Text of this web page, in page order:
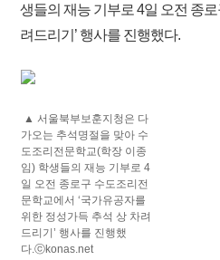
생들의 재능 기부로 4일 오전 종
려드리기’ 행사를 진행했다.
▲ 서울북부보훈지청은 다
가오는 추석명절을 맞아 수
도조리전문학교(학장 이종
임) 학생들의 재능 기부로 4
일 오전 종로구 수도조리전
문학교에서 ‘국가유공자를
위한 정성가득 추석 상 차려
드리기’ 행사를 진행했
다.ⓒkonas.net